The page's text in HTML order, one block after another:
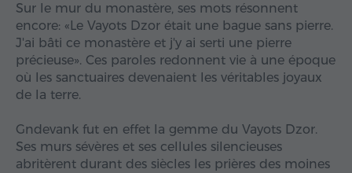
Sur le mur du monastère, ses mots résonnent
encore: «Le Vayots Dzor était une bague sans pierre.
J'ai bâti ce monastère et j'y ai serti une pierre
précieuse». Ces paroles redonnent vie à une époque
où les sanctuaires devenaient les véritables joyaux
de la terre.
Gndevank fut en effet la gemme du Vayots Dzor.
Ses murs sévères et ses cellules silencieuses
abritèrent durant des siècles les prières des moines